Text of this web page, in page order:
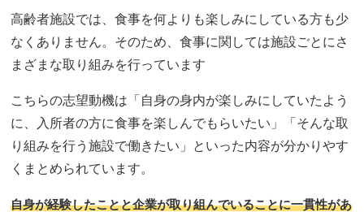
高齢者施設では、食事を何よりも楽しみにしている方も少
なくありません。そのため、食事に関しては施設ごとにさ
まざまな取り組みを行っています
こちらの志望動機は「自身の身内が楽しみにしていたよう
に、入所者の方に食事を楽しんでもらいたい」「そんな取
り組みを行う施設で働きたい」といった内容が分かりやす
くまとめられています。
自身が経験したことと企業が取り組んでいることに一貫性があ